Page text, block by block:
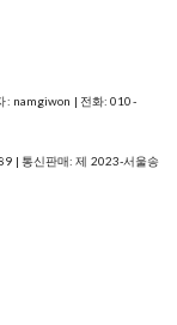
: namgiwon | 전화: 010-
| 통신판매:제 2023-서울송